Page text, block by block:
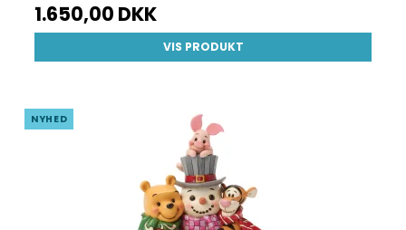
1.650,00 DKK
VIS PRODUKT
NYHED